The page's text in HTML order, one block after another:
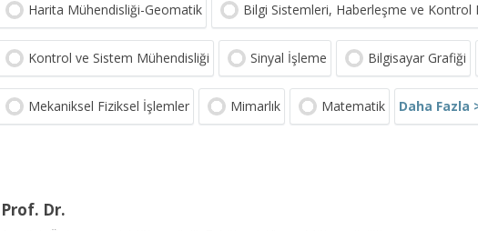
Harita Mühendisliği-Geomatik Bilgi Sistemleri, Haberleşme ve Kontrol
Kontrol ve Sistem Mühendisliği Sinyal İşleme Bilgisayar Grafiği
Mekaniksel Fiziksel İşlemler Mimarlık Matematik Daha Fazla
Prof. Dr.